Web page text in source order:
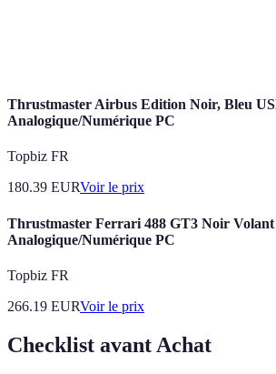
Thrustmaster Airbus Edition Noir, Bleu
Analogique/Numérique PC
Topbiz FR
180.39 EURVoir le prix
Thrustmaster Ferrari 488 GT3 Noir Volant
Analogique/Numérique PC
Topbiz FR
266.19 EURVoir le prix
Checklist avant Achat